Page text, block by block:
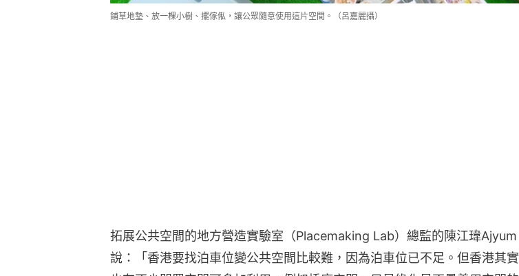
鋪草地墊、放一棵小樹、擺傢俬，讓公眾隨意使用這片空間。（呂嘉麗攝）
李小姐說：「很欣賞這個理念，因為香港公共空間不足。」不過，因為他們
本身有目的地，即使看到這個活動亦只能停留片刻。李小姐希望，香港會有